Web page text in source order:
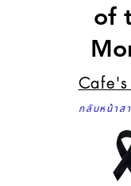
of
กลับหน้าส